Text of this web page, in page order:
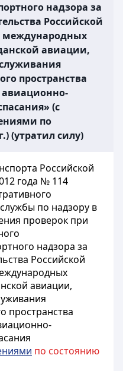
надзора за
Российской
международных
авиации,
пространства
(с
по
(утратил силу)
Российской
года № 114
по надзору в
проверок при
надзора за
Российской
авиации,
пространства
по состоянию